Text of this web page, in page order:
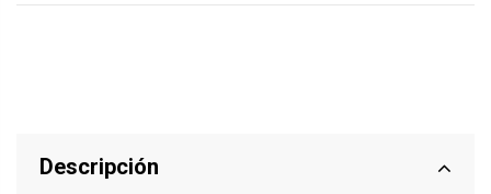
Descripción